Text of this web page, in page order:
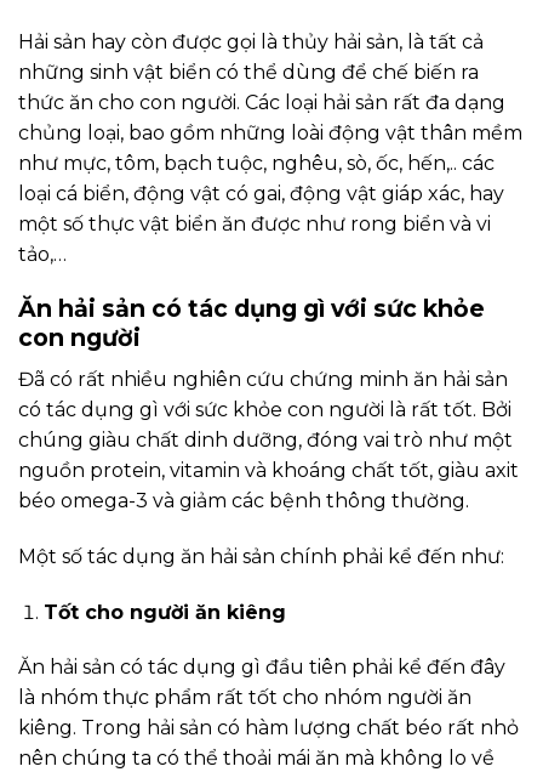
Hải sản hay còn được gọi là thủy hải sản, là tất cả
những sinh vật biển có thể dùng để chế biến ra
thức ăn cho con người. Các loại hải sản rất đa dạng
chủng loại, bao gồm những loài động vật thân mềm
như mực, tôm, bạch tuộc, nghêu, sò, ốc, hến,.. các
loại cá biển, động vật có gai, động vật giáp xác, hay
một số thực vật biển ăn được như rong biển và vi
tảo,…
Ăn hải sản có tác dụng gì với sức khỏe
con người
Đã có rất nhiều nghiên cứu chứng minh ăn hải sản
có tác dụng gì với sức khỏe con người là rất tốt. Bởi
chúng giàu chất dinh dưỡng, đóng vai trò như một
nguồn protein, vitamin và khoáng chất tốt, giàu axit
béo omega-3 và giảm các bệnh thông thường.
Một số tác dụng ăn hải sản chính phải kể đến như:
Tốt cho người ăn kiêng
Ăn hải sản có tác dụng gì đầu tiên phải kể đến đây
là nhóm thực phẩm rất tốt cho nhóm người ăn
kiêng. Trong hải sản có hàm lượng chất béo rất nhỏ
nên chúng ta có thể thoải mái ăn mà không lo về